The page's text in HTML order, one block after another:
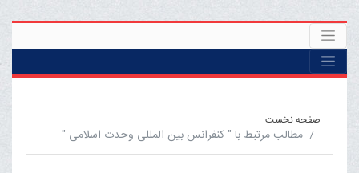
صفحه نخست
مطالب مرتبط با " کنفرانس بین المللی وحدت اسلامی "